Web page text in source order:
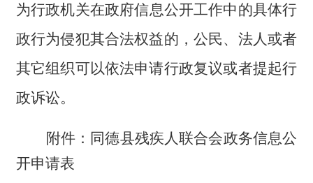
为行政机关在政府信息公开工作中的具体行
政行为侵犯其合法权益的，公民、法人或者
其它组织可以依法申请行政复议或者提起行
政诉讼。
附件：同德县残疾人联合会政务信息公
开申请表